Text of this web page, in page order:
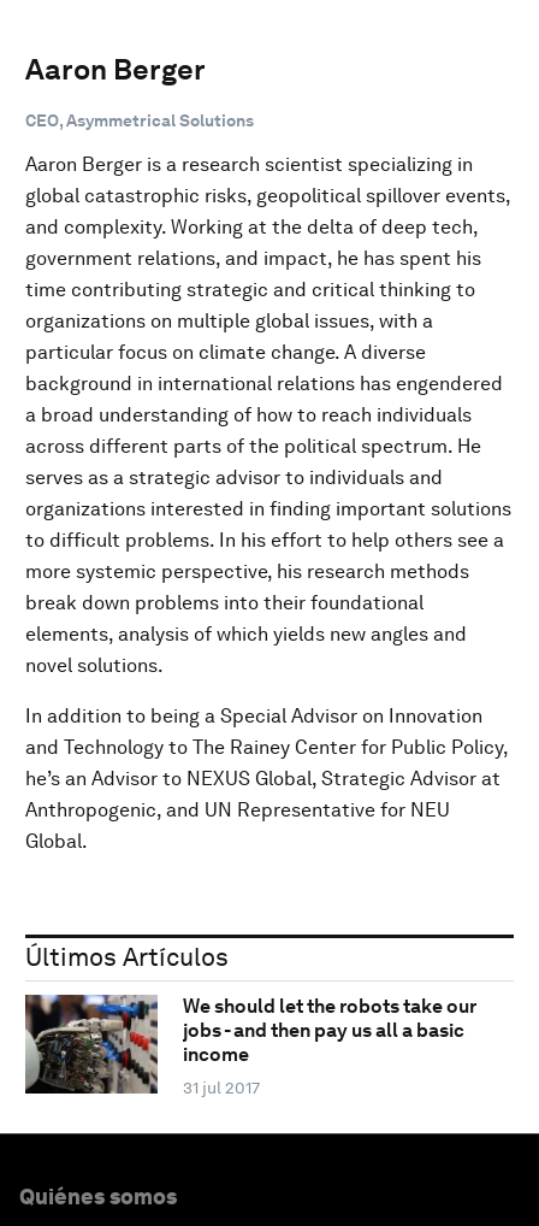
Aaron Berger
CEO, Asymmetrical Solutions
Aaron Berger is a research scientist specializing in
global catastrophic risks, geopolitical spillover events,
and complexity. Working at the delta of deep tech,
government relations, and impact, he has spent his
time contributing strategic and critical thinking to
organizations on multiple global issues, with a
particular focus on climate change. A diverse
background in international relations has engendered
a broad understanding of how to reach individuals
across different parts of the political spectrum. He
serves as a strategic advisor to individuals and
organizations interested in finding important solutions
to difficult problems. In his effort to help others see a
more systemic perspective, his research methods
break down problems into their foundational
elements, analysis of which yields new angles and
novel solutions.
In addition to being a Special Advisor on Innovation
and Technology to The Rainey Center for Public Policy,
he’s an Advisor to NEXUS Global, Strategic Advisor at
Anthropogenic, and UN Representative for NEU
Global.
Últimos Artículos
We should let the robots take our
jobs - and then pay us all a basic
income
31 jul 2017
Quiénes somos